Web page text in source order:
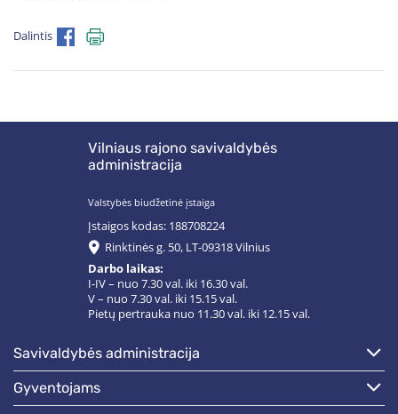
Dalintis
Vilniaus rajono savivaldybės
administracija
Valstybės biudžetinė įstaiga
Įstaigos kodas: 188708224
Rinktinės g. 50, LT-09318 Vilnius
Darbo laikas:
I-IV – nuo 7.30 val. iki 16.30 val.
V – nuo 7.30 val. iki 15.15 val.
Pietų pertrauka nuo 11.30 val. iki 12.15 val.
savivaldybės administracija
gyventojams